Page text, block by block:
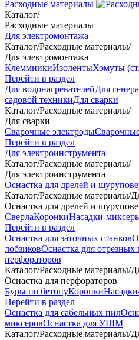
Расходные материалы
Каталог/
Расходные материалы
Для электромонтажа
Каталог/Расходные материалы/
Для электромонтажа
КлеммникиИзолентыХомуты
Перейти в раздел
Для водонагревателейДля
садовой техникиДля сварки
Каталог/Расходные материалы/
Для сварки
Сварочные электроды
Перейти в раздел
Для электроинструмента
Каталог/Расходные материалы/
Для электроинструмента
Оснастка для дрелей и
Каталог/Расходные материалы/
Оснастка для дрелей и
СверлаКоронкиНасадки-
Перейти в раздел
Оснастка для заточных станков
лобзиковОснастка для отрезных
перфораторов
Каталог/Расходные материалы/
Оснастка для перфораторов
Буры по бетонуКоронки
Перейти в раздел
Оснастка для сабельных пил
миксеровОснастка для УШМ
Каталог/Расходные материалы/